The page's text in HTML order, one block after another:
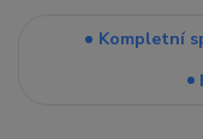
Kompletní